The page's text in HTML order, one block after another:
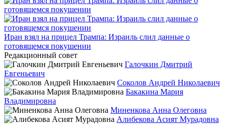
Иран взял на прицел Трампа: Израиль слил данные о
готовящемся покушении
Редакционный совет
Галочкин Дмитрий
Евгеньевич
Соколов Андрей Николаевич
Бакакина Мария
Владимировна
Миненкова Анна Олеговна
Алибекова Асият Мурадовна